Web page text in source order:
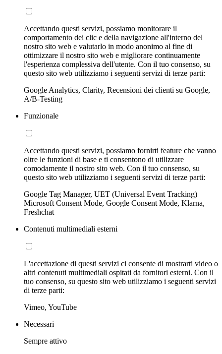
Accettando questi servizi, possiamo monitorare il
comportamento dei clic e della navigazione all'interno del
nostro sito web e valutarlo in modo anonimo al fine di
ottimizzare il nostro sito web e migliorare continuamente
l'esperienza complessiva dell'utente. Con il tuo consenso, su
questo sito web utilizziamo i seguenti servizi di terze parti:
Google Analytics, Clarity, Recensioni dei clienti su Google,
A/B-Testing
Funzionale
Accettando questi servizi, possiamo fornirti feature che vanno
oltre le funzioni di base e ti consentono di utilizzare
comodamente il nostro sito web. Con il tuo consenso, su
questo sito web utilizziamo i seguenti servizi di terze parti:
Google Tag Manager, UET (Universal Event Tracking)
Microsoft Consent Mode, Google Consent Mode, Klarna,
Freshchat
Contenuti multimediali esterni
L'accettazione di questi servizi ci consente di mostrarti video o
altri contenuti multimediali ospitati da fornitori esterni. Con il
tuo consenso, su questo sito web utilizziamo i seguenti servizi
di terze parti:
Vimeo, YouTube
Necessari
Sempre attivo